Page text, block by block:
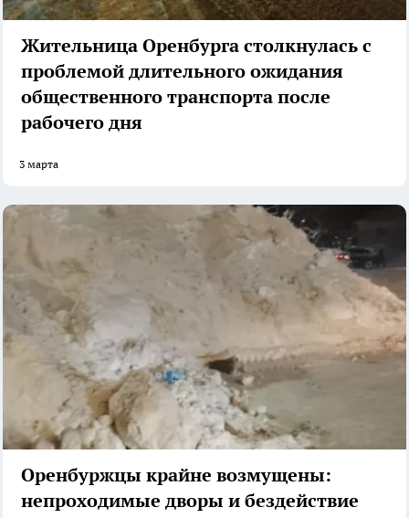
Жительница Оренбурга столкнулась с
проблемой длительного ожидания
общественного транспорта после
рабочего дня
3 марта
Оренбуржцы крайне возмущены:
непроходимые дворы и бездействие